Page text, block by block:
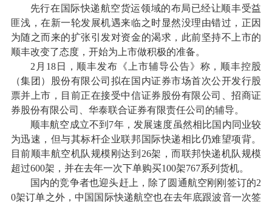
先行在国际快递航空货运领域的布局已经让顺丰受益
匪浅，在新一轮发展机遇来临之时显然没理由错过，正因
为随之而来的扩张引发对资金的渴求，此前坚持不上市的
顺丰改变了态度，开始为上市做积极的准备。
2月18日，顺丰发布《上市辅导公告》称，顺丰控股
（集团）股份有限公司拟在国内证券市场首次公开发行股
票并上市，目前正在接受中信证券股份有限公司、招商证
券股份有限公司、华泰联合证券有限责任公司的辅导。
顺丰航空成立不到7年，发展速度虽然相比国内同业较
为迅速，但与其标杆企业联邦国际快递相比仍难望项背。
目前顺丰航空机队规模刚达到26架，而联邦快递机队规模
超过600架，并在去年一次下单购买100架767系列货机。
国内的竞争者也迎头赶上，除了圆通航空刚刚签订的2
0架订单之外，中国国际快递航空也在去年底跟波音一次签